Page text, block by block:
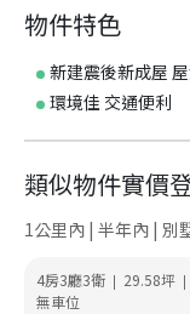
物件特色
新建震後新成屋
環境佳 交通便利
類似物件實價
1公里內 | 半年內 | 別
4房3廳3衛 | 29.58坪 |
無車位